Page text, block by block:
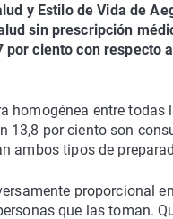
y Estilo de Vida de
sin prescripción
ciento con respecto
homogénea entre
13,8 por ciento son
ambos tipos de
proporcional
que las toman.